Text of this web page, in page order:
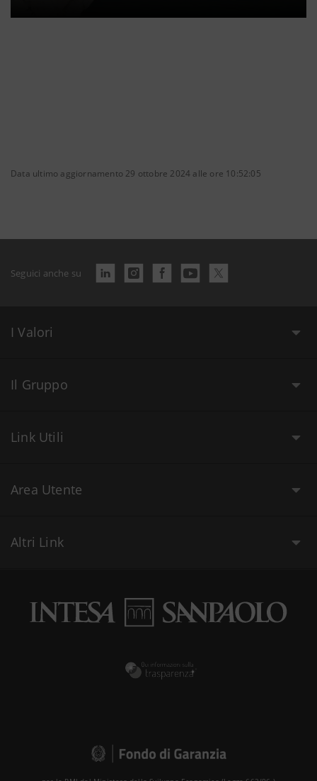
Data ultimo aggiornamento 29 ottobre 2024 alle ore 10:52:05
Seguici anche su
I Valori
Il Gruppo
Link Utili
Area Utente
Altri Link